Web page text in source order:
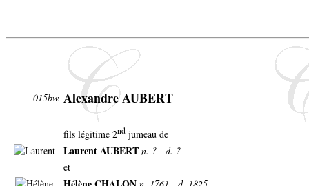
015bw. Alexandre AUBERT
fils légitime 2nd jumeau de
Laurent AUBERT n. ? - d. ?
et